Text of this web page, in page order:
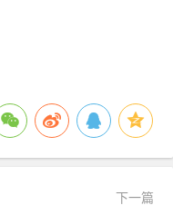
下一篇